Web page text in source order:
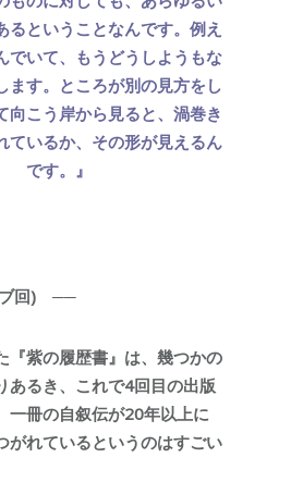
るということなんです。例え
でいて、もうどうしようもな
ます。ところが別の見方をし
向こう岸から見ると、渦巻き
ているか、その形が見えるん
です。』
ブ回) ──
『紫の履歴書』は、幾つかの
あるき、これで4回目の出版
一冊の自叙伝が20年以上に
がれているというのはすごい